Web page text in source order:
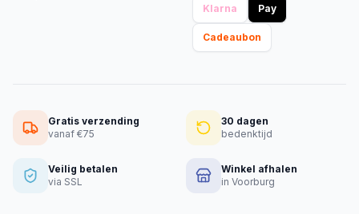
Klarna Pay
Cadeaubon
Gratis verzending
vanaf €75
30 dagen
bedenktijd
Veilig betalen
via SSL
Winkel afhalen
in Voorburg